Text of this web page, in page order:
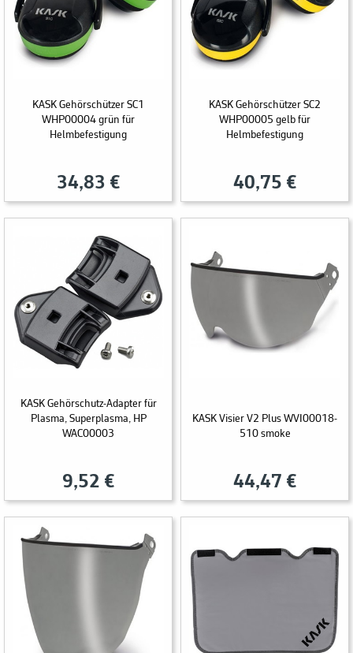
KASK Gehörschützer SC1
WHP00004 grün für
Helmbefestigung
34,83 €
KASK Gehörschützer SC2
WHP00005 gelb für
Helmbefestigung
40,75 €
KASK Gehörschutz-Adapter für
Plasma, Superplasma, HP
WAC00003
9,52 €
KASK Visier V2 Plus WVI00018-
510 smoke
44,47 €